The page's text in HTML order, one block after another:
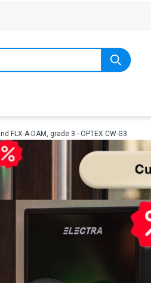
FLX-A-DAM, grade 3 - OPTEX CW-G3